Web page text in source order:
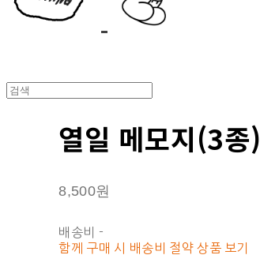
열일 메모지(3종)
8,500원
배송비 -
함께 구매 시 배송비 절약 상품 보기